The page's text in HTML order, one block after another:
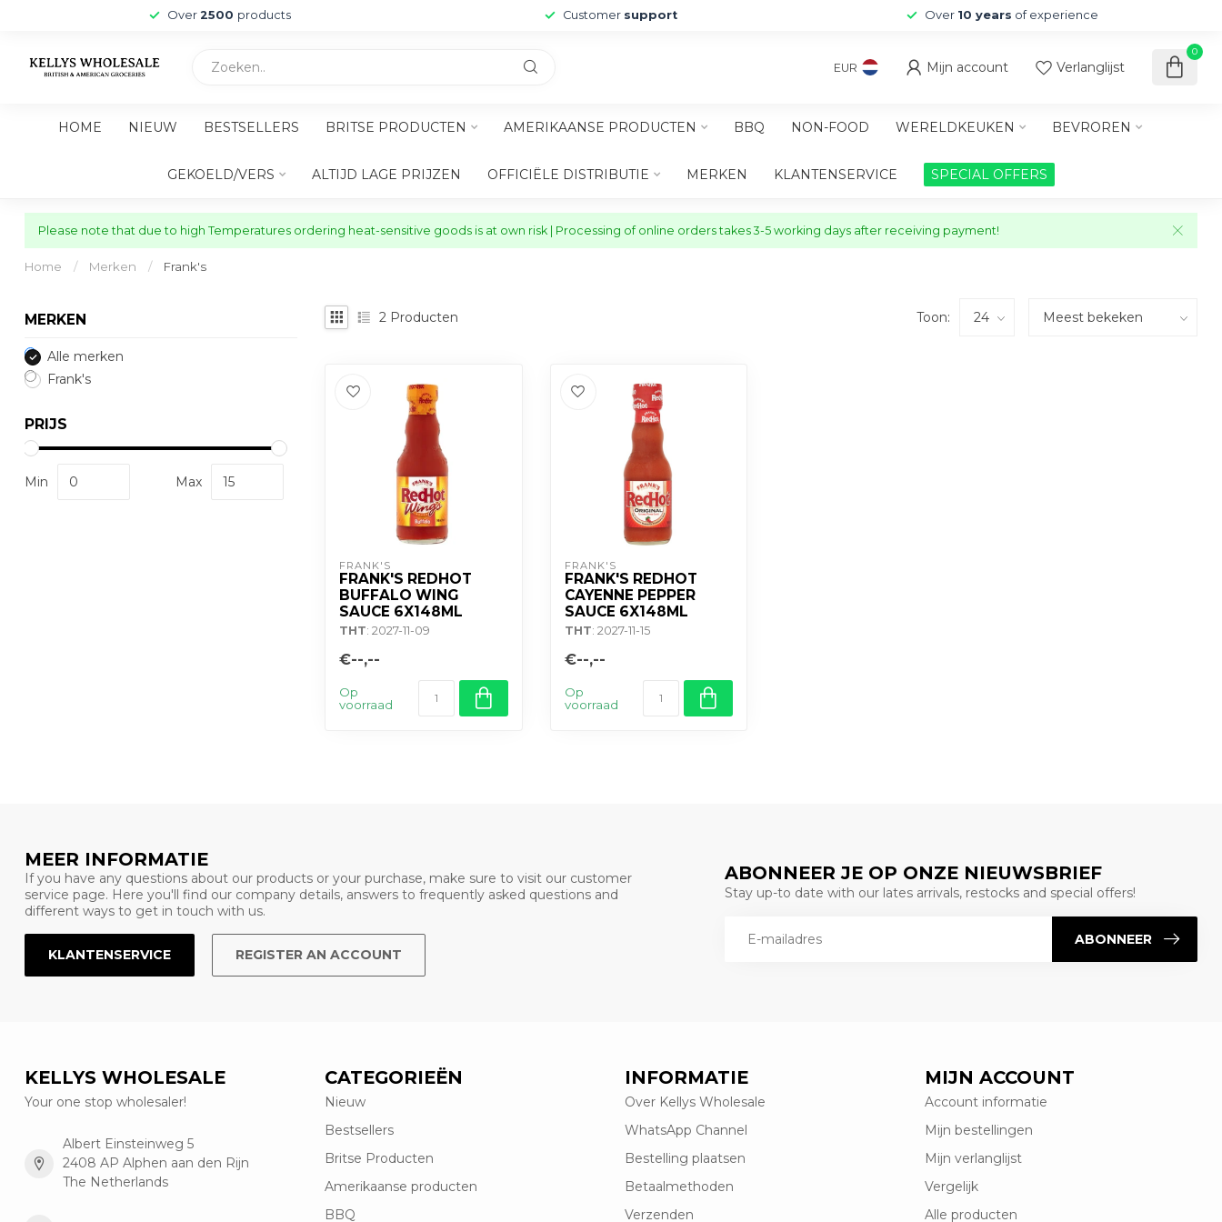
Over 2500 products Customer support Over 10 years of experience
EUR Mijn account Verlanglijst
0
HOME NIEUW BESTSELLERS BRITSE PRODUCTEN AMERIKAANSE PRODUCTEN BBQ NON-FOOD WERELDKEUKEN BEVROREN
GEKOELD/VERS ALTIJD LAGE PRIJZEN OFFICIËLE DISTRIBUTIE MERKEN KLANTENSERVICE SPECIAL OFFERS
Please note that due to high Temperatures ordering heat-sensitive goods is at own risk | Processing of online orders takes 3-5 working days after receiving payment!
Home / Merken / Frank's
MERKEN
Alle merken
Frank's
PRIJS
Min Max
2 Producten Toon:
FRANK'S
FRANK'S REDHOT
BUFFALO WING
SAUCE 6X148ML
THT: 2027-11-09
€--,--
Op
voorraad
FRANK'S
FRANK'S REDHOT
CAYENNE PEPPER
SAUCE 6X148ML
THT: 2027-11-15
€--,--
Op
voorraad
MEER INFORMATIE
If you have any questions about our products or your purchase, make sure to visit our customer
service page. Here you'll find our company details, answers to frequently asked questions and
different ways to get in touch with us.
KLANTENSERVICE REGISTER AN ACCOUNT
ABONNEER JE OP ONZE NIEUWSBRIEF
Stay up-to date with our lates arrivals, restocks and special offers!
ABONNEER
KELLYS WHOLESALE
Your one stop wholesaler!
Albert Einsteinweg 5
2408 AP Alphen aan den Rijn
The Netherlands
CATEGORIEËN
Nieuw
Bestsellers
Britse Producten
Amerikaanse producten
BBQ
INFORMATIE
Over Kellys Wholesale
WhatsApp Channel
Bestelling plaatsen
Betaalmethoden
Verzenden
MIJN ACCOUNT
Account informatie
Mijn bestellingen
Mijn verlanglijst
Vergelijk
Alle producten